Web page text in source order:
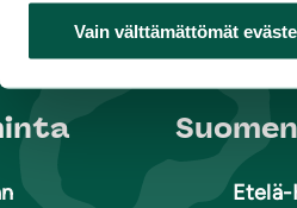
Vain välttämättömät
Etelä-